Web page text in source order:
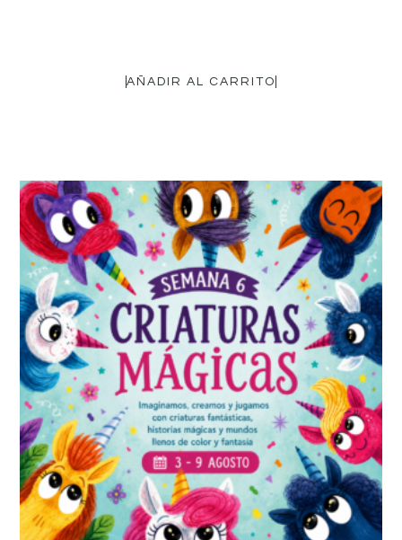
AÑADIR AL CARRITO